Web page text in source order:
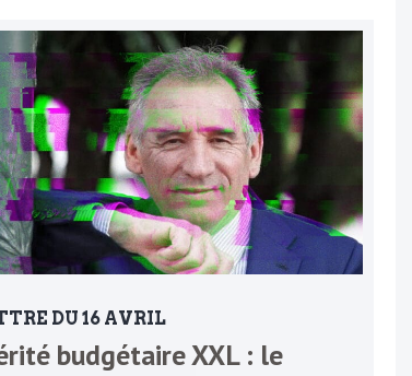
DU 16 AVRIL
budgétaire XXL : le